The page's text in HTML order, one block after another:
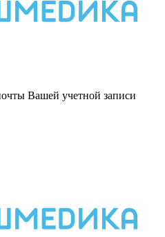
Вашей учетной записи